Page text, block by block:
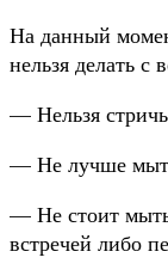
На данный
нельзя делать с
— Нельзя
— Не лучше
— Не стоит
встречей либо